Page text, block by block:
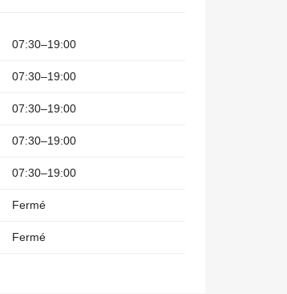
07:30–19:00
07:30–19:00
07:30–19:00
07:30–19:00
07:30–19:00
Fermé
Fermé